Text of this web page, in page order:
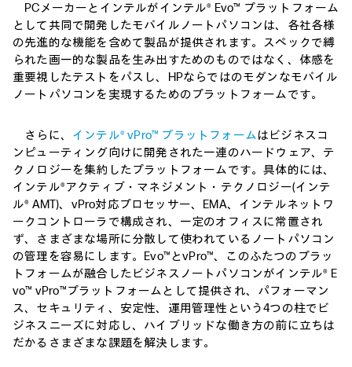
PCメーカーとインテルがインテル® Evo™ プラットフォーム
として共同で開発したモバイルノートパソコンは、各社各様
の先進的な機能を含めて製品が提供されます。スペックで縛
られた画一的な製品を生み出すためのものではなく、体感を
重要視したテストをパスし、HPならではのモダンなモバイル
ノートパソコンを実現するためのプラットフォームです。
さらに、 インテル® vPro™ プラットフォームはビジネスコ
ンピューティング向けに開発された一連のハードウェア、テ
クノロジーを集約したプラットフォームです。具体的には、
インテル®アクティブ・マネジメント・テクノロジー(インテ
ル® AMT)、vPro対応プロセッサー、EMA、インテルネットワ
ークコントローラで構成され、一定のオフィスに常置され
ず、さまざまな場所に分散して使われているノートパソコン
の管理を容易にします。Evo™とvPro™、このふたつのプラッ
トフォームが融合したビジネスノートパソコンがインテル® E
vo™ vPro™プラットフォームとして提供され、パフォーマン
ス、セキュリティ、安定性、運用管理性という4つの柱でビ
ジネスニーズに対応し、ハイブリッドな働き方の前に立ちは
だかるさまざまな課題を解決します。